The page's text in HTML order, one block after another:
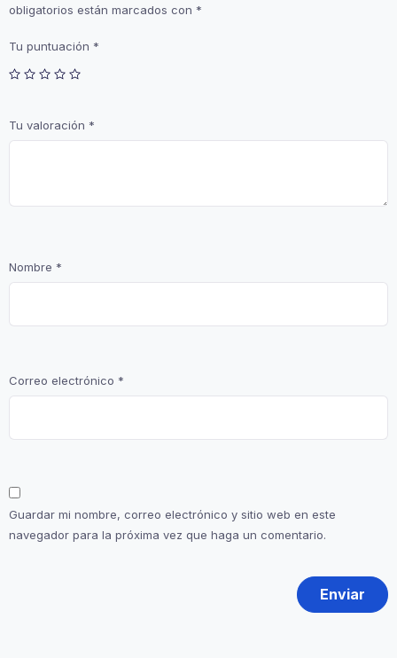
obligatorios están marcados con *
Tu puntuación *
Tu valoración *
Nombre *
Correo electrónico *
Guardar mi nombre, correo electrónico y sitio web en este
navegador para la próxima vez que haga un comentario.